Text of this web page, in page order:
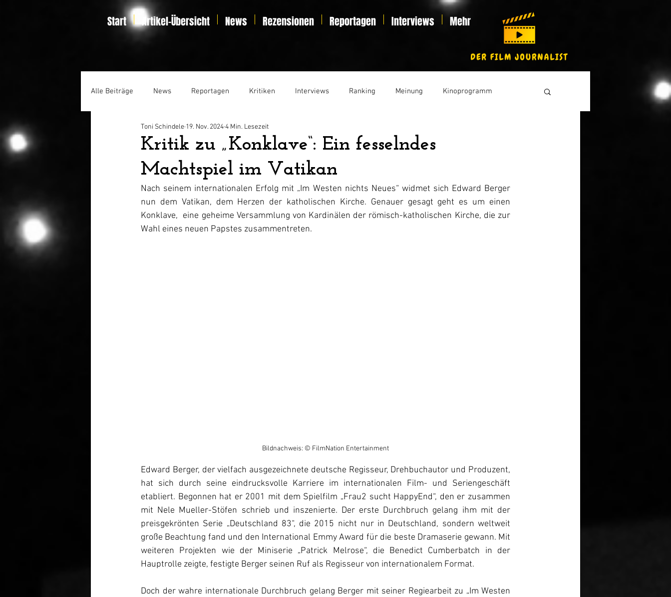
Start Artikel-Übersicht News Rezensionen Reportagen Interviews Mehr
Alle Beiträge News Reportagen Kritiken Interviews Ranking Meinung Kinoprogramm
Home Entertainment Essay
Kritik zu „Konklave“: Ein fesselndes
Machtspiel im Vatikan
Toni Schindele 19. Nov. 20244 Min. Lesezeit
Nach seinem internationalen Erfolg mit „Im Westen nichts Neues“ widmet sich Edward Berger
nun dem Vatikan, dem Herzen der katholischen Kirche. Genauer gesagt geht es um einen
Konklave,  eine geheime Versammlung von Kardinälen der römisch-katholischen Kirche, die zur
Wahl eines neuen Papstes zusammentreten.
Bildnachweis: © FilmNation Entertainment
Edward Berger, der vielfach ausgezeichnete deutsche Regisseur, Drehbuchautor und Produzent,
hat sich durch seine eindrucksvolle Karriere im internationalen Film- und Seriengeschäft
etabliert. Begonnen hat er 2001 mit dem Spielfilm „Frau2 sucht HappyEnd“, den er zusammen
mit Nele Mueller-Stöfen schrieb und inszenierte. Der erste Durchbruch gelang ihm mit der
preisgekrönten Serie „Deutschland 83“, die 2015 nicht nur in Deutschland, sondern weltweit
große Beachtung fand und den International Emmy Award für die beste Dramaserie gewann. Mit
weiteren Projekten wie der Miniserie „Patrick Melrose“, die Benedict Cumberbatch in der
Hauptrolle zeigte, festigte Berger seinen Ruf als Regisseur von internationalem Format.
Doch der wahre internationale Durchbruch gelang Berger mit seiner Regiearbeit zu „Im Westen